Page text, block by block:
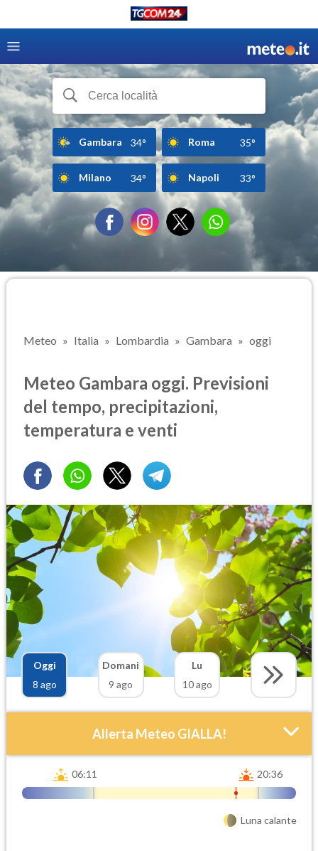
Gambara 34° Roma 35°
Milano 34° Napoli 33°
Meteo Italia Lombardia Gambara oggi
Meteo Gambara oggi. Previsioni
del tempo, precipitazioni,
temperatura e venti
Oggi
8 ago
Domani
9 ago
Lu
10 ago
Allerta Meteo GIALLA!
06:11 20:36
Luna calante